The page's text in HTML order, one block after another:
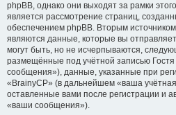
phpBB, однако они выходят за рамки
является рассмотрение страниц,
обеспечением phpBB. Вторым
являются данные, которые вы
могут быть, но не исчерпываются,
размещённые под учётной записью
сообщения»), данные, указанные при
«BrainyCP» (в дальнейшем «ваша
оставленные вами после регистрации и
«ваши сообщения»).